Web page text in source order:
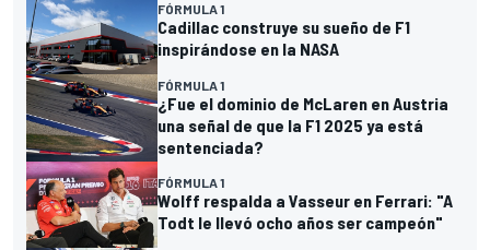
FÓRMULA 1
Cadillac construye su sueño de F1
inspirándose en la NASA
FÓRMULA 1
¿Fue el dominio de McLaren en Austria
una señal de que la F1 2025 ya está
sentenciada?
FÓRMULA 1
Wolff respalda a Vasseur en Ferrari: "A
Todt le llevó ocho años ser campeón"